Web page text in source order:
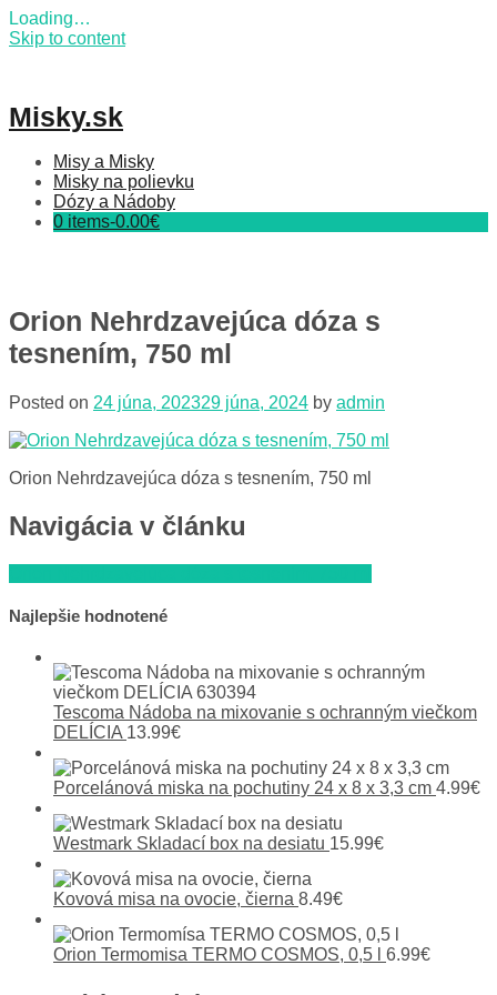
Loading…
Skip to content
Misky.sk
Misy a Misky
Misky na polievku
Dózy a Nádoby
0 items-0.00€
Orion Nehrdzavejúca dóza s
tesnením, 750 ml
Posted on 24 júna, 202329 júna, 2024 by admin
Orion Nehrdzavejúca dóza s tesnením, 750 ml
Navigácia v článku
Najlepšie hodnotené
Tescoma Nádoba na mixovanie s ochranným viečkom
DELÍCIA 13.99€
Porcelánová miska na pochutiny 24 x 8 x 3,3 cm 4.99€
Westmark Skladací box na desiatu 15.99€
Kovová misa na ovocie, čierna 8.49€
Orion Termomisa TERMO COSMOS, 0,5 l 6.99€